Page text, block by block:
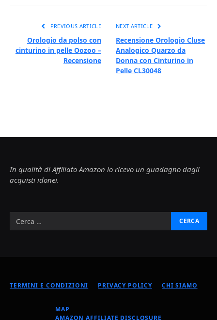
PREVIOUS ARTICLE
Orologio da polso con
cinturino in pelle Oozoo –
Recensione
NEXT ARTICLE
Recensione Orologio Cluse
Analogico Quarzo da
Donna con Cinturino in
Pelle CL30048
In qualità di Affiliato Amazon io ricevo un guadagno dagli
acquisti idonei.
TERMINI E CONDIZIONI PRIVACY POLICY CHI SIAMO
MAP
AMAZON AFFILIATE DISCLOSURE